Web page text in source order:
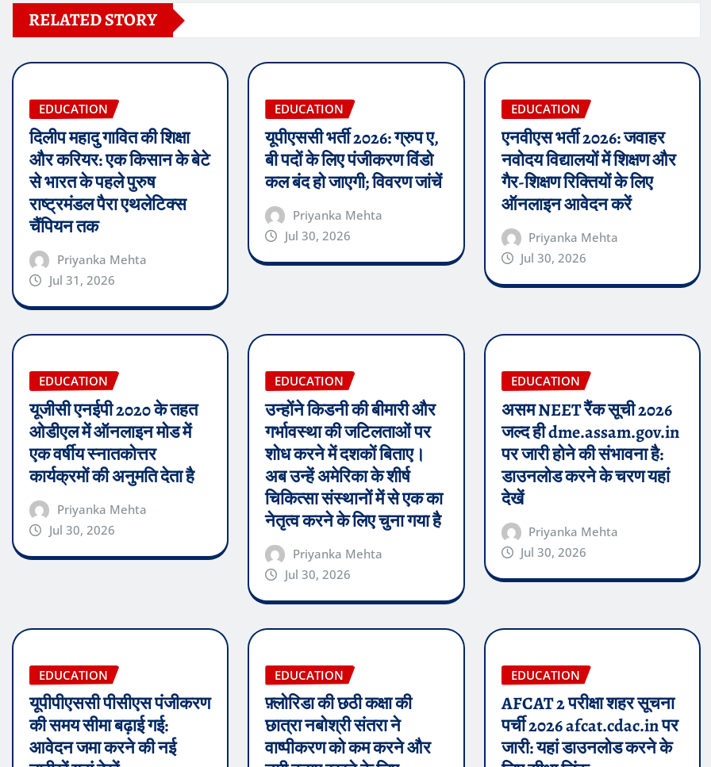
RELATED STORY
EDUCATION
दिलीप महादु गावित की शिक्षा
और करियर: एक किसान के बेटे
से भारत के पहले पुरुष
राष्ट्रमंडल पैरा एथलेटिक्स
चैंपियन तक
Priyanka Mehta
Jul 31, 2026
EDUCATION
यूपीएससी भर्ती 2026: ग्रुप ए,
बी पदों के लिए पंजीकरण विंडो
कल बंद हो जाएगी; विवरण जांचें
Priyanka Mehta
Jul 30, 2026
EDUCATION
एनवीएस भर्ती 2026: जवाहर
नवोदय विद्यालयों में शिक्षण और
गैर-शिक्षण रिक्तियों के लिए
ऑनलाइन आवेदन करें
Priyanka Mehta
Jul 30, 2026
EDUCATION
यूजीसी एनईपी 2020 के तहत
ओडीएल में ऑनलाइन मोड में
एक वर्षीय स्नातकोत्तर
कार्यक्रमों की अनुमति देता है
Priyanka Mehta
Jul 30, 2026
EDUCATION
उन्होंने किडनी की बीमारी और
गर्भावस्था की जटिलताओं पर
शोध करने में दशकों बिताए।
अब उन्हें अमेरिका के शीर्ष
चिकित्सा संस्थानों में से एक का
नेतृत्व करने के लिए चुना गया है
Priyanka Mehta
Jul 30, 2026
EDUCATION
असम NEET रैंक सूची 2026
जल्द ही dme.assam.gov.in
पर जारी होने की संभावना है:
डाउनलोड करने के चरण यहां
देखें
Priyanka Mehta
Jul 30, 2026
EDUCATION
यूपीपीएससी पीसीएस पंजीकरण
की समय सीमा बढ़ाई गई:
आवेदन जमा करने की नई
EDUCATION
फ़्लोरिडा की छठी कक्षा की
छात्रा नबोश्री संतरा ने
वाष्पीकरण को कम करने और
EDUCATION
AFCAT 2 परीक्षा शहर सूचना
पर्ची 2026 afcat.cdac.in पर
जारी: यहां डाउनलोड करने के